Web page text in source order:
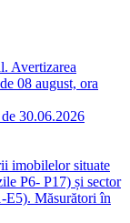
Avertizarea
08 august, ora
30.06.2026
imobilelor situate
P6- P17) și sector
E5). Măsurători în